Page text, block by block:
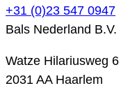
+31 (0)23 547 0947
Bals Nederland B.V.
Watze Hilariusweg 6
2031 AA Haarlem